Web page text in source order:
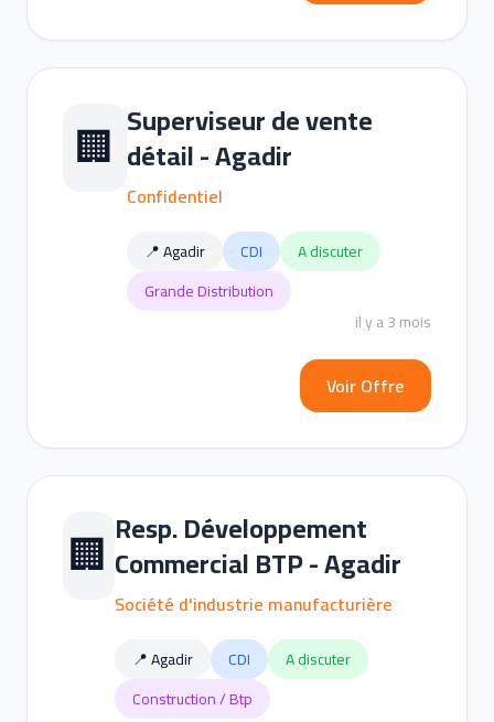
🏢 Superviseur de vente
détail - Agadir
Confidentiel
📍 Agadir CDI
A discuter
Grande Distribution
il y a 3 mois
Voir Offre
🏢 Resp. Développement
Commercial BTP - Agadir
Société d'industrie manufacturière
📍 Agadir CDI
A discuter
Construction / Btp